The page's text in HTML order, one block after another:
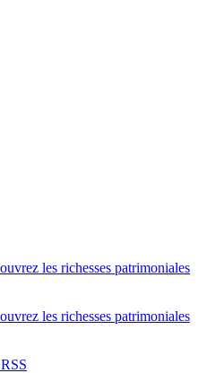
les richesses patrimoniales
les richesses patrimoniales